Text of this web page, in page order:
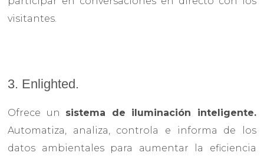
visitantes.
3. Enlighted.
Ofrece un sistema de iluminación inteligente.
Automatiza, analiza, controla e informa de los
datos ambientales para aumentar la eficiencia